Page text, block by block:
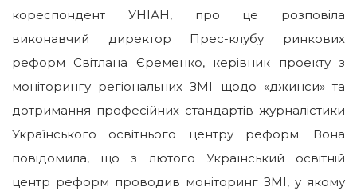
кореспондент УНІАН, про це розповіла
виконавчий директор Прес-клубу ринкових
реформ Світлана Єременко, керівник проекту з
моніторингу регіональних ЗМІ щодо «джинси» та
дотримання професійних стандартів журналістики
Українського освітнього центру реформ. Вона
повідомила, що з лютого Український освітній
центр реформ проводив моніторинг ЗМІ, у якому